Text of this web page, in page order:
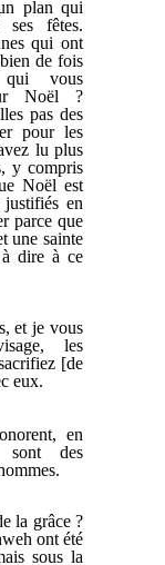
plan qui
fêtes.
qui ont
de fois
qui vous
Noël ?
pas des
pour les
lu plus
y compris
Noël est
justifiés en
parce que
une sainte
dire à ce
et je vous
les
[de
eux.
en
sont des
la grâce ?
ont été
sous la